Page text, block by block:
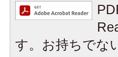
す。お持ちでな